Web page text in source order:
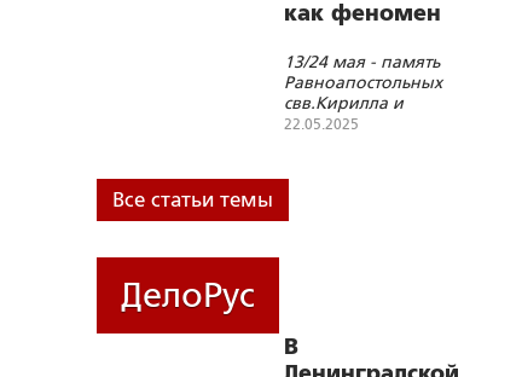
как феномен
13/24 мая - память
Равноапостольных
свв.Кирилла и
Мефодия
22.05.2025
Все статьи темы
ДелоРус
В